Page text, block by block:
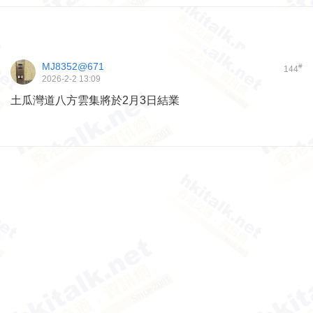
144#
MJ8352@671
2026-2-2 13:09
土瓜灣道八方雲集將於2月3日結業